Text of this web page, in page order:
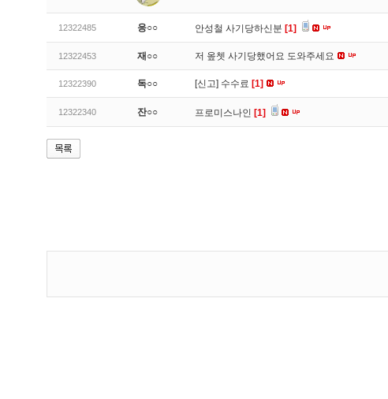
12322485 응○○ 안성철 사기당하신분 [1]
12322453 재○○ 저 옾쳇 사기당했어요 도와주세요
12322390 독○○ [신고] 수수료 [1]
12322340 잔○○ 프로미스나인 [1]